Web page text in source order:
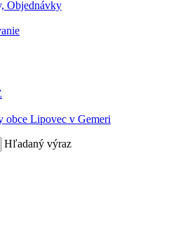
Objednávky
obce Lipovec v Gemeri
Hľadaný výraz